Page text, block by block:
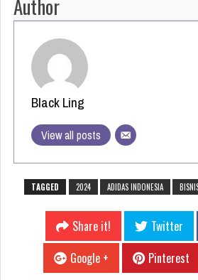
Author
Black Ling
View all posts
TAGGED 2024 ADIDAS INDONESIA
Share it! Twitter
Google +
Pinterest